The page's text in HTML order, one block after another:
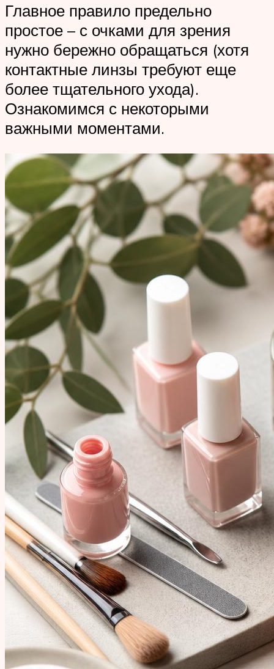
Главное правило предельно
простое – с очками для зрения
нужно бережно обращаться (хотя
контактные линзы требуют еще
более тщательного ухода).
Ознакомимся с некоторыми
важными моментами.